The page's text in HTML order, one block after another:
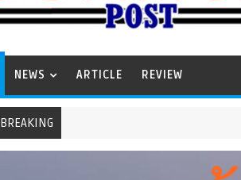
NEWS ARTICLE REVIEW
BREAKING